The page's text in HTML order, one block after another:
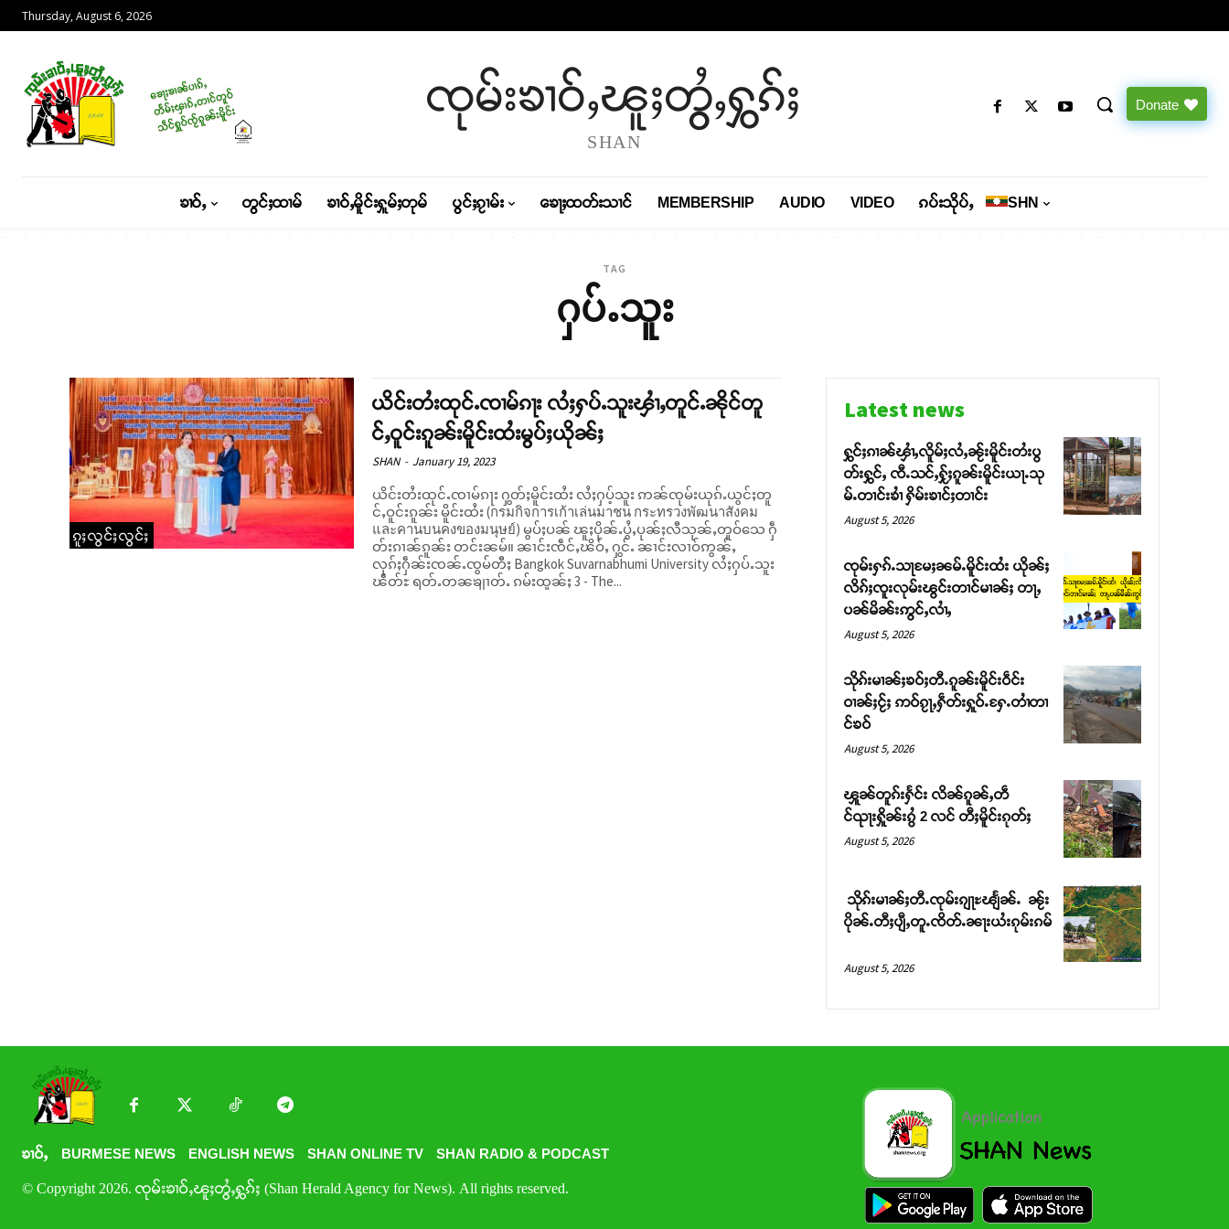
Thursday, August 6, 2026
ၸုမ်းၶၢဝ်ႇၽူႈတွႆႇႁွၵ်ႈ
SHAN
Donate
ၶၢဝ်ႇ တွင်ႈထၢမ် ၶၢဝ်ႇမိူင်းႁူမ်ႈတုမ် ပွင်ႈၵႂၢမ်း ၶေႃႈထတ်းသၢင် MEMBERSHIP AUDIO VIDEO ၵပ်းသိုပ်ႇ SHN
TAG
ႁပ်ႉသူး
ၵူႈလွင်ႈလွင်ႈ
ယိင်းတႆးထုင်ႉၸၢမ်ၵႃး လႆႈႁပ်ႉသူးၾၢႆႇတူင်ႉၼိုင်တူ
င်ႇဝူင်းၵူၼ်းမိူင်းထႆးမွပ်ႈယိုၼ်ႈ
SHAN - January 19, 2023
ယိင်းတႆးထုင်ႉၸၢမ်ၵႃး ႁွတ်ႈမိူင်းထႆး လႆႈႁပ့်သူး ဢၼ်ၸုမ်းယုၵ်ႉယွင်ႈတူ
င်ႇဝူင်းၵူၼ်း မိူင်းထႆး (กรมกิจการเก้าเล่นมาชน กระทรวงพัฒนาสังคม
และคานบนคงของมนุษย์) မွပ်ႈပၼ် ၽူႈပိုၼ်ႉပွႆႇပုၼ်ႈလီသုၼ်ႇတူဝ်သေ ႁဵ
တ်းၵၢၼ်ၵူၼ်း တင်းၼမ်။ ၼၢင်းၸဵင်ႇၽိဝ်ႇ ႁွင်ႉ ၼၢင်းလၢဝ်ဢွၼ်ႇ
လုၵ်ႈႁဵၼ်းၸၼ်ႉၸွမ်တီႈ Bangkok Suvarnabhumi University လႆႈႁပ်ႉသူး
ၽဵတ်ႊ ရတ်ႉတၼၶျၢတ်ႉ ၵမ်းထူၼ်ႈ 3 - The...
Latest news
ႁွင်ႈၵၢၼ်ၾၢႆႇလိူမ်ႈလႆႇၼႂ်းမိူင်းတႆးပွ
တ်းႁွင်ႇ ၸီႉသင်ႇႁႂ်ႈၵူၼ်းမိူင်းယႃႉသု
မ်ႉတၢင်းၶၢႆ ႁိမ်းၶၢင်ႈတၢင်း
August 5, 2026
ၸုမ်းႁၵ်ႉသႃမႄႈၼမ်ႉမိူင်းထႆး ယိုၼ်ႈ
လိၵ်ႈၸူးလုမ်းၽွင်းတၢင်မၢၼ်ႈ တႃႇ
ပၼ်မိၼ်းဢွင်ႇလၢႆႇ
August 5, 2026
သိုၵ်းမၢၼ်ႈၶဝ်ႈတီႉၵူၼ်းမိူင်းဝဵင်း
ဝၢၼ်ႈငႂ်ႈ ဢဝ်ၵႂႃႇႁဵတ်းႁူဝ်ႉႁႄႉတၢႆတၢ
င်ၶဝ်
August 5, 2026
ၾူၼ်တူၵ်းႁႅင်း လိၼ်ၵူၼ်ႇတဵ
င်ၺႃးႁိူၼ်းၵွႆ 2 လင် တီႈမိူင်းၵုတ်ႈ
August 5, 2026
သိုၵ်းမၢၼ်ႈတီႉၸုမ်းၵျႃႊၽျႅၼ်ႉ ၼႂ်း
ပိုၼ်ႉတီႈပျီႇတူႉၸိတ်ႉၼႃးယႆးၵုမ်းၵမ်
August 5, 2026
ၶၢဝ်ႇ BURMESE NEWS ENGLISH NEWS SHAN ONLINE TV SHAN RADIO & PODCAST
© Copyright 2026. ၸုမ်းၶၢဝ်ႇၽူႈတွႆႇႁွၵ်ႈ (Shan Herald Agency for News). All rights reserved.